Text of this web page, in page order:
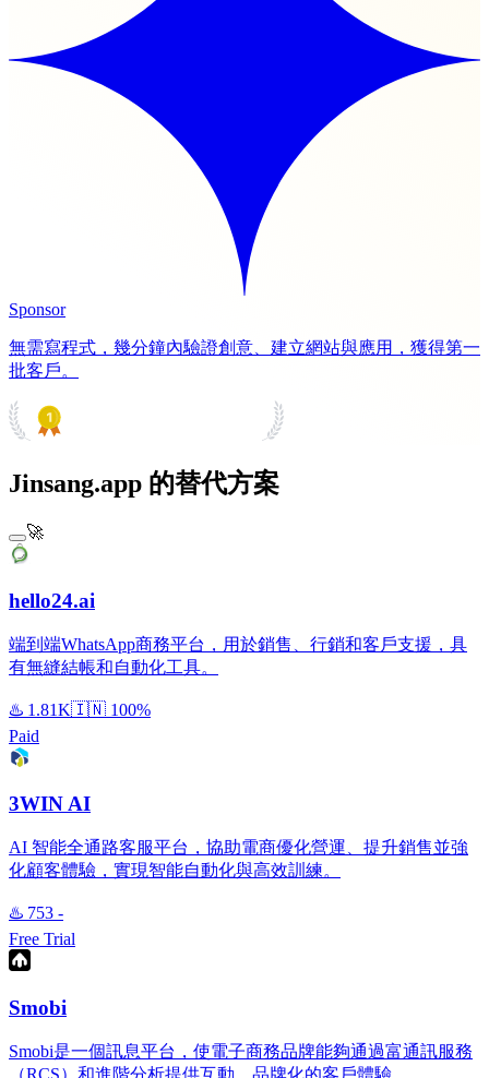
Sponsor
無需寫程式，幾分鐘內驗證創意、建立網站與應用，獲得第一
批客戶。
Jinsang.app 的替代方案
🚀
hello24.ai
端到端WhatsApp商務平台，用於銷售、行銷和客戶支援，具
有無縫結帳和自動化工具。
♨️ 1.81K🇮🇳 100%
Paid
3WIN AI
AI 智能全通路客服平台，協助電商優化營運、提升銷售並強
化顧客體驗，實現智能自動化與高效訓練。
♨️ 753 -
Free Trial
Smobi
Smobi是一個訊息平台，使電子商務品牌能夠通過富通訊服務
（RCS）和進階分析提供互動、品牌化的客戶體驗。